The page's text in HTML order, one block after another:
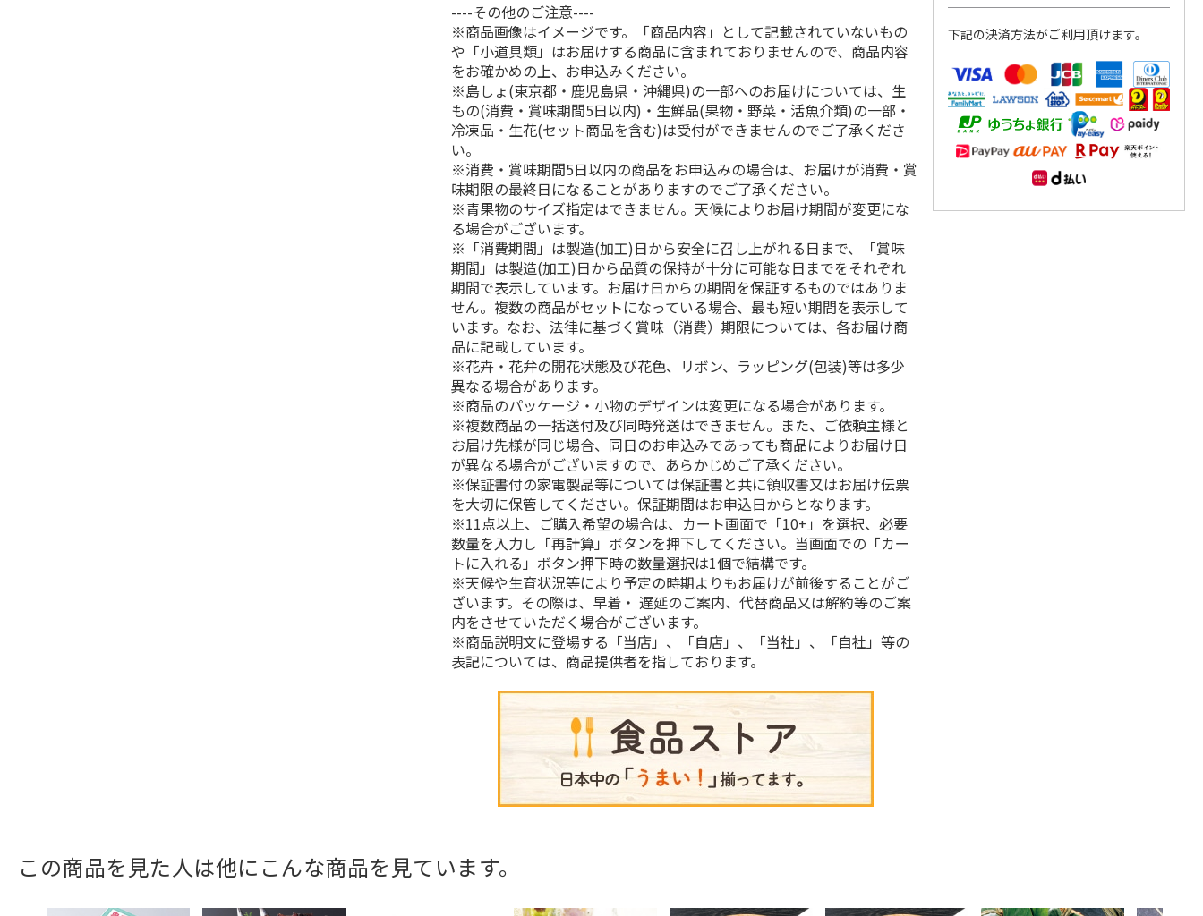
----その他のご注意----
※商品画像はイメージです。「商品内容」として記載されていないもの
や「小道具類」はお届けする商品に含まれておりませんので、商品内容
をお確かめの上、お申込みください。
※島しょ(東京都・鹿児島県・沖縄県)の一部へのお届けについては、生
もの(消費・賞味期間5日以内)・生鮮品(果物・野菜・活魚介類)の一部・
冷凍品・生花(セット商品を含む)は受付ができませんのでご了承くださ
い。
※消費・賞味期間5日以内の商品をお申込みの場合は、お届けが消費・賞
味期限の最終日になることがありますのでご了承ください。
※青果物のサイズ指定はできません。天候によりお届け期間が変更にな
る場合がございます。
※「消費期間」は製造(加工)日から安全に召し上がれる日まで、「賞味
期間」は製造(加工)日から品質の保持が十分に可能な日までをそれぞれ
期間で表示しています。お届け日からの期間を保証するものではありま
せん。複数の商品がセットになっている場合、最も短い期間を表示して
います。なお、法律に基づく賞味（消費）期限については、各お届け商
品に記載しています。
※花卉・花弁の開花状態及び花色、リボン、ラッピング(包装)等は多少
異なる場合があります。
※商品のパッケージ・小物のデザインは変更になる場合があります。
※複数商品の一括送付及び同時発送はできません。また、ご依頼主様と
お届け先様が同じ場合、同日のお申込みであっても商品によりお届け日
が異なる場合がございますので、あらかじめご了承ください。
※保証書付の家電製品等については保証書と共に領収書又はお届け伝票
を大切に保管してください。保証期間はお申込日からとなります。
※11点以上、ご購入希望の場合は、カート画面で「10+」を選択、必要
数量を入力し「再計算」ボタンを押下してください。当画面での「カー
トに入れる」ボタン押下時の数量選択は1個で結構です。
※天候や生育状況等により予定の時期よりもお届けが前後することがご
ざいます。その際は、早着・ 遅延のご案内、代替商品又は解約等のご案
内をさせていただく場合がございます。
※商品説明文に登場する「当店」、「自店」、「当社」、「自社」等の
表記については、商品提供者を指しております。
下記の決済方法がご利用頂けます。
この商品を見た人は他にこんな商品を見ています。